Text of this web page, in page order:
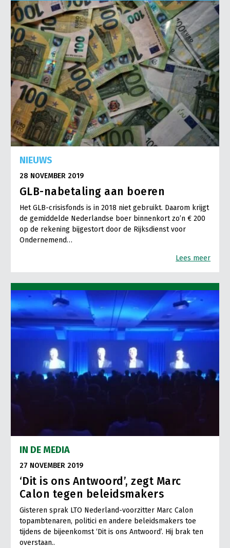
Konijnenhouderij
Melkveehouderij
Paardenhouderij
Pluimveehouderij
Schapenhouderij
Varkenshouderij
Vleesveehouderij
Bollenteelt
Bomen, vaste planten en zomerbloemen
Fruitteelt
Glastuinbouw
Paddenstoelen
Vollegrondsgroente
Vrouw en Bedrijf
Nieuws
Nieuwsabonnement
Webinars
Over LTO
LTO Nederland
Mensen
Bestuur en Directie
Medewerkers
Vakgroepbestuurders
Jaarverslag 2023
Vacatures
Pers
Contact
NIEUWS
28 NOVEMBER 2019
GLB-nabetaling aan boeren
Het GLB-crisisfonds is in 2018 niet gebruikt. Daarom krijgt
de gemiddelde Nederlandse boer binnenkort zo’n € 200
op de rekening bijgestort door de Rijksdienst voor
Ondernemend…
Lees meer
IN DE MEDIA
27 NOVEMBER 2019
‘Dit is ons Antwoord’, zegt Marc
Calon tegen beleidsmakers
Gisteren sprak LTO Nederland-voorzitter Marc Calon
topambtenaren, politici en andere beleidsmakers toe
tijdens de bijeenkomst ‘Dit is ons Antwoord’. Hij brak ten
overstaan..